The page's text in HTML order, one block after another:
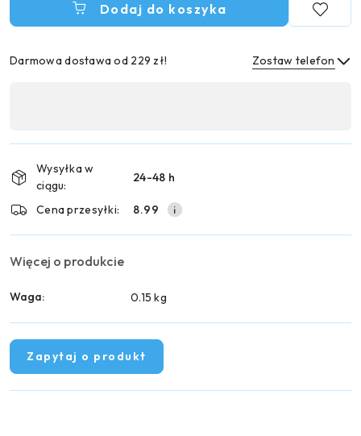
Dodaj do koszyka
Darmowa dostawa od 229 zł! Zostaw telefon
płatność
dostawa
Wysyłka w
ciągu:
24-48 h
Cena przesyłki: 8.99
Więcej o produkcie
Waga: 0.15 kg
Zapytaj o produkt